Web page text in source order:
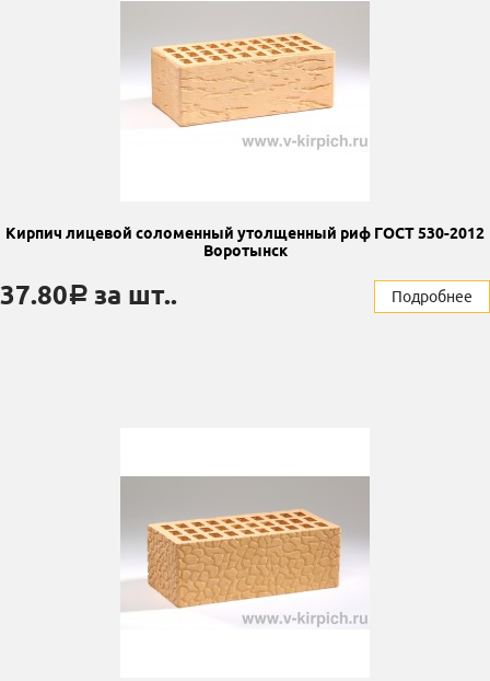
Кирпич лицевой соломенный утолщенный риф ГОСТ 530-2012
Воротынск
37.80a за шт.. Подробнее